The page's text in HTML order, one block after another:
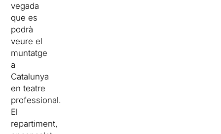
vegada
que es
podrà
veure el
muntatge
a
Catalunya
en teatre
professional.
El
repartiment,